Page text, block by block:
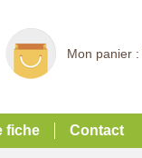
Mon panier :
fiche Contact